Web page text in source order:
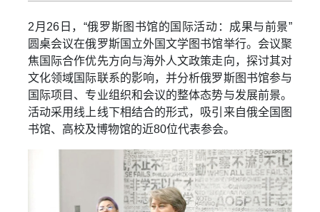
2月26日，“俄罗斯图书馆的国际活动：成果与前景”
圆桌会议在俄罗斯国立外国文学图书馆举行。会议聚
焦国际合作优先方向与海外人文政策走向，探讨其对
文化领域国际联系的影响，并分析俄罗斯图书馆参与
国际项目、专业组织和会议的整体态势与发展前景。
活动采用线上线下相结合的形式，吸引来自俄全国图
书馆、高校及博物馆的近80位代表参会。